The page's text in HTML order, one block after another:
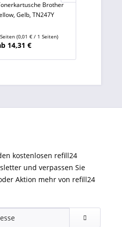
Brother
Gelb, TN247Y
(0,01 € / 1 Seiten)
14,31 €
kostenlosen refill24
und verpassen Sie
Aktion mehr von refill24